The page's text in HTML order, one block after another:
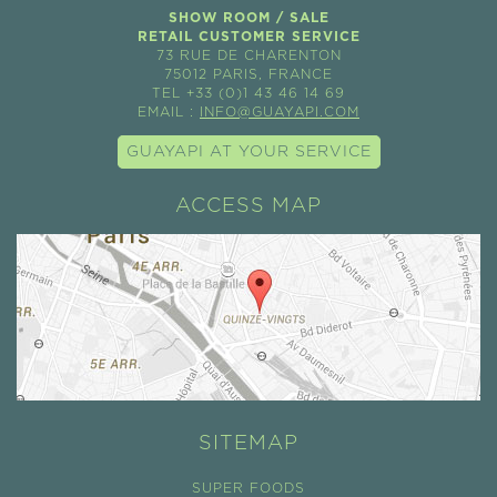
SHOW ROOM / SALE
RETAIL CUSTOMER SERVICE
73 RUE DE CHARENTON
75012 PARIS, FRANCE
TEL +33 (0)1 43 46 14 69
EMAIL :
INFO@GUAYAPI.COM
GUAYAPI AT YOUR SERVICE
ACCESS MAP
SITEMAP
SUPER FOODS